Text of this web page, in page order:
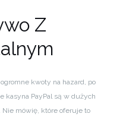
Z
kwoty na hazard, po
kasyna PayPal są w dużych
Nie mówię, które oferuje to